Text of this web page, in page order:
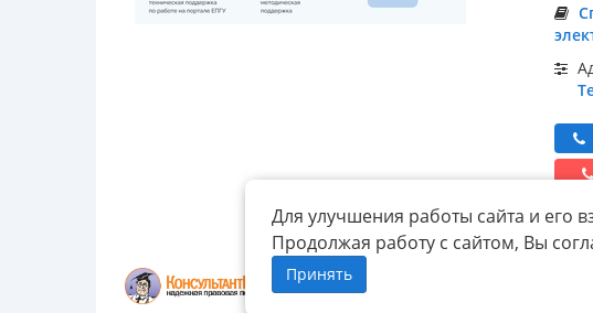
Для улучшения работы сайта и его
Продолжая работу с сайтом, Вы
Принять